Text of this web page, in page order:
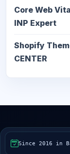
Core Web
INP Expert
Shopify
CENTER
Since 2016 in